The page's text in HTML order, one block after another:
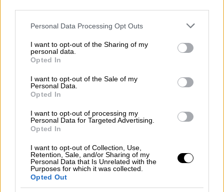
Please note that this website/app uses one or more Google
not limited to your visit or usage behaviour. You may click to
grant or deny consent to Google and its third-party tags to
use your data for below specified purposes in below Google
consent section.
Personal Data Processing Opt Outs
I want to opt-out of the Sharing of my
personal data.
Opted In
I want to opt-out of the Sale of my
Personal Data.
Opted In
I want to opt-out of processing my
Personal Data for Targeted Advertising.
Opted In
I want to opt-out of Collection, Use,
Retention, Sale, and/or Sharing of my
Personal Data that Is Unrelated with the
Purposes for which it was collected.
Opted Out
συνέδραμε από αέρος στις επίγειες
επιχειρήσεις & προσπάθειες
κατάσβεσης στην
🙏🏻 🇸🇪 & 🇪🇺 για την ισχυρή
#αλληλεγγύη
@greeceinsweden
https://t.co/qZ94dsJnUB
— Civil Protection GR (@GSCP_GR)
August 13, 2021
Mε ένα μεγάλο «ευχαριστώ»